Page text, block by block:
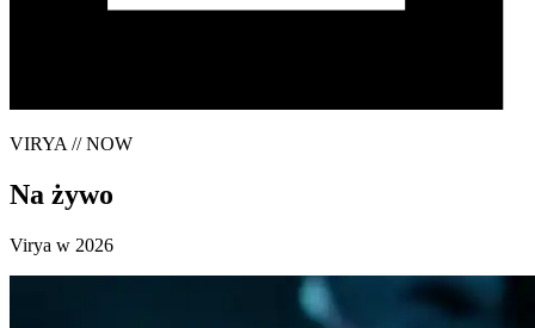
VIRYA // NOW
Na żywo
Virya w 2026